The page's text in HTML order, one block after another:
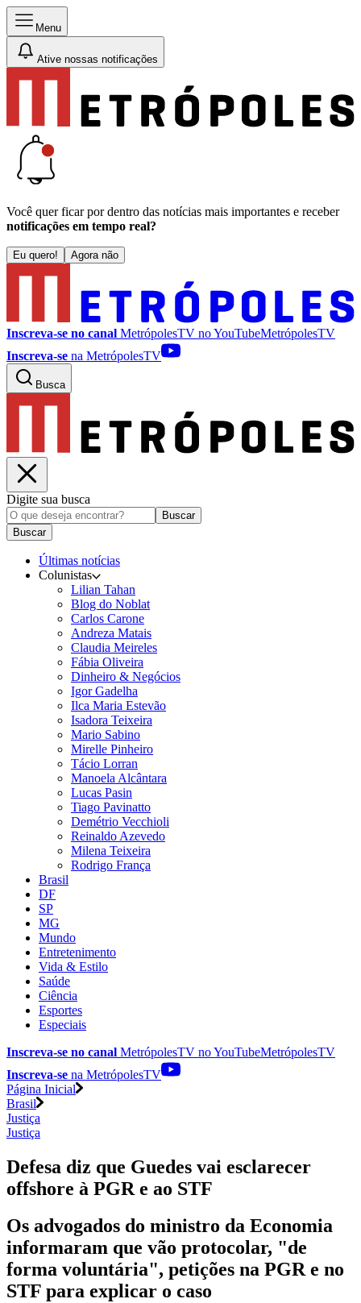
Menu
Ative nossas notificações
Você quer ficar por dentro das notícias mais importantes e receber
notificações em tempo real?
Eu quero! Agora não
Inscreva-se no canal MetrópolesTV noYouTubeMetrópolesTV
Inscreva-se na MetrópolesTV
Busca
Digite sua busca
Buscar
Buscar
Últimas notícias
Colunistas
Lilian Tahan
Blog do Noblat
Carlos Carone
Andreza Matais
Claudia Meireles
Fábia Oliveira
Dinheiro & Negócios
Igor Gadelha
Ilca Maria Estevão
Isadora Teixeira
Mario Sabino
Mirelle Pinheiro
Tácio Lorran
Manoela Alcântara
Lucas Pasin
Tiago Pavinatto
Demétrio Vecchioli
Reinaldo Azevedo
Milena Teixeira
Rodrigo França
Brasil
DF
SP
MG
Mundo
Entretenimento
Vida & Estilo
Saúde
Ciência
Esportes
Especiais
Inscreva-se no canal MetrópolesTV noYouTubeMetrópolesTV
Inscreva-se na MetrópolesTV
Página Inicial
Brasil
Justiça
Justiça
Defesa diz que Guedes vai esclarecer
offshore à PGR e ao STF
Os advogados do ministro da Economia
informaram que vão protocolar, "de
forma voluntária", petições na PGR e no
STF para explicar o caso